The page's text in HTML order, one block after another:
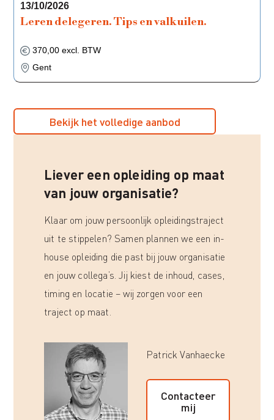
13/10/2026
Leren delegeren. Tips en valkuilen.
370,00 excl. BTW
Gent
Bekijk het volledige aanbod
Liever een opleiding op maat
van jouw organisatie?
Klaar om jouw persoonlijk opleidingstraject
uit te stippelen? Samen plannen we een in-
house opleiding die past bij jouw organisatie
en jouw collega’s. Jij kiest de inhoud, cases,
timing en locatie – wij zorgen voor een
traject op maat.
Patrick Vanhaecke
Contacteer
mij